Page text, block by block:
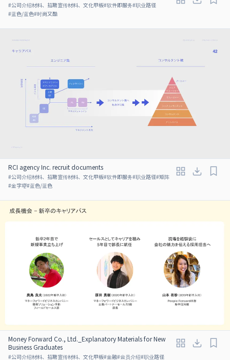
#公司介绍材料、招聘宣传材料、文化甲板#软件即服务#职业路径
#蓝色/蓝色#时尚又酷
RCI agency Inc. recruit documents
#公司介绍材料、招聘宣传材料、文化甲板#软件即服务#职业路径#矩阵
#金字塔#蓝色/蓝色
Money Forward Co., Ltd._Explanatory Materials for New
Business Graduates
#公司介绍材料、招聘宣传材料、文化甲板#金融#会员介绍#职业路径